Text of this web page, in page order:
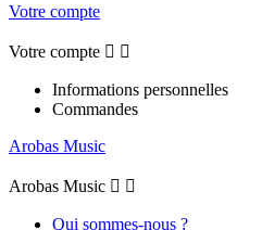
Votre compte
Votre compte  
Informations personnelles
Commandes
Arobas Music
Arobas Music  
Qui sommes-nous ?